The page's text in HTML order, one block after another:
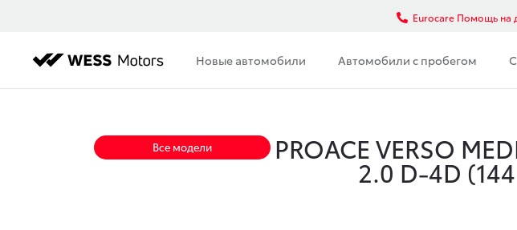
Новые автомобили Автомобили с пробегом
Eurocare Помощь на
Все модели PROACE VERSO
2.0 D-4D